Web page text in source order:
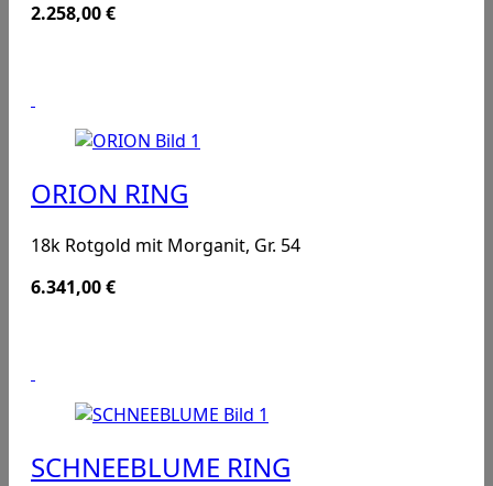
2.258,00€
ORION RING
18k Rotgold mit Morganit, Gr. 54
6.341,00€
SCHNEEBLUME RING